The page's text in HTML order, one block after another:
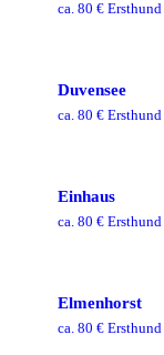
ca. 80 € Ersthund
Duvensee
ca. 80 € Ersthund
Einhaus
ca. 80 € Ersthund
Elmenhorst
ca. 80 € Ersthund